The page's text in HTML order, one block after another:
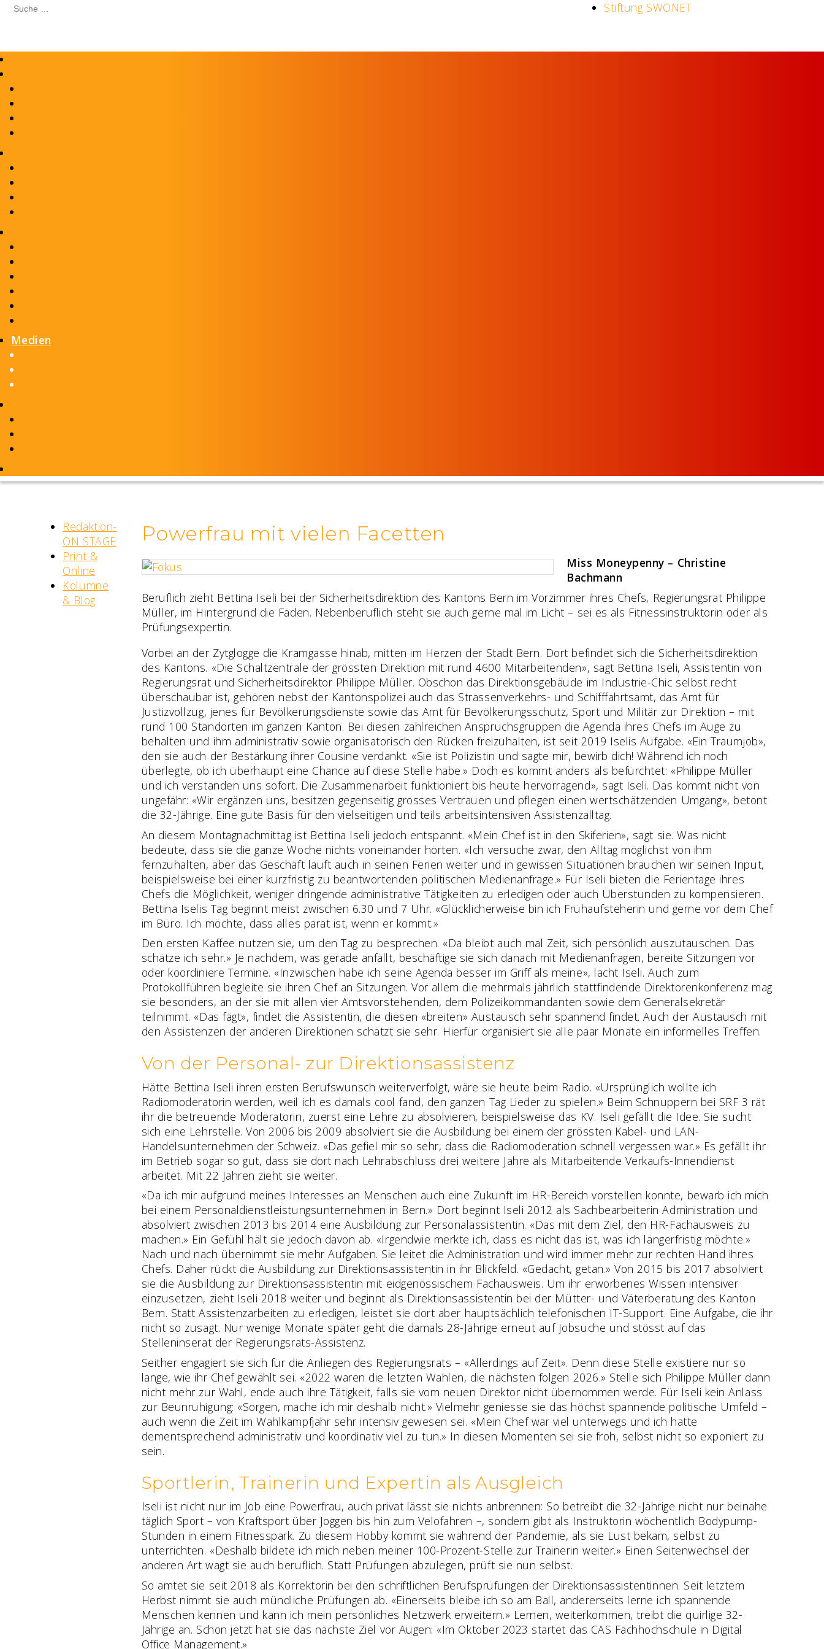
Stiftung SWONET
Medien
Powerfrau mit vielen Facetten
Miss Moneypenny – Christine
Bachmann
Beruflich zieht Bettina Iseli bei der Sicherheitsdirektion des Kantons Bern im Vorzimmer ihres Chefs, Regierungsrat Philippe
Müller, im Hintergrund die Fäden. Nebenberuflich steht sie auch gerne mal im Licht – sei es als Fitnessinstruktorin oder als
Prüfungsexpertin.
Vorbei an der Zytglogge die Kramgasse hinab, mitten im Herzen der Stadt Bern. Dort befindet sich die Sicherheitsdirektion
des Kantons. «Die Schaltzentrale der grössten Direktion mit rund 4600 Mitarbeitenden», sagt Bettina Iseli, Assistentin von
Regierungsrat und Sicherheitsdirektor Philippe Müller. Obschon das Direktionsgebäude im Industrie-Chic selbst recht
überschaubar ist, gehören nebst der Kantonspolizei auch das Strassenverkehrs- und Schifffahrtsamt, das Amt für
Justizvollzug, jenes für Bevölkerungsdienste sowie das Amt für Bevölkerungsschutz, Sport und Militär zur Direktion – mit
rund 100 Standorten im ganzen Kanton. Bei diesen zahlreichen Anspruchsgruppen die Agenda ihres Chefs im Auge zu
behalten und ihm administrativ sowie organisatorisch den Rücken freizuhalten, ist seit 2019 Iselis Aufgabe. «Ein Traumjob»,
den sie auch der Bestärkung ihrer Cousine verdankt. «Sie ist Polizistin und sagte mir, bewirb dich! Während ich noch
überlegte, ob ich überhaupt eine Chance auf diese Stelle habe.» Doch es kommt anders als befürchtet: «Philippe Müller
und ich verstanden uns sofort. Die Zusammenarbeit funktioniert bis heute hervorragend», sagt Iseli. Das kommt nicht von
ungefähr: «Wir ergänzen uns, besitzen gegenseitig grosses Vertrauen und pflegen einen wertschätzenden Umgang», betont
die 32-Jährige. Eine gute Basis für den vielseitigen und teils arbeitsintensiven Assistenzalltag.
An diesem Montagnachmittag ist ­Bettina Iseli jedoch entspannt. «Mein Chef ist in den Skiferien», sagt sie. Was nicht
bedeute, dass sie die ganze Woche nichts voneinander hörten. «Ich versuche zwar, den Alltag möglichst von ihm
fernzuhalten, aber das Geschäft läuft auch in seinen Ferien weiter und in gewissen Situationen brauchen wir seinen Input,
beispielsweise bei einer kurzfristig zu beantwortenden politischen Medienanfrage.» Für Iseli bieten die Ferientage ihres
Chefs die Möglichkeit, weniger dringende administrative Tätigkeiten zu erledigen oder auch Überstunden zu kompensieren.
Bettina Iselis Tag beginnt meist zwischen 6.30 und 7 Uhr. «Glücklicherweise bin ich Frühaufsteherin und gerne vor dem Chef
im Büro. Ich möchte, dass alles parat ist, wenn er kommt.»
Den ersten Kaffee nutzen sie, um den Tag zu besprechen. «Da bleibt auch mal Zeit, sich persönlich auszutauschen. Das
schätze ich sehr.» Je nachdem, was gerade anfällt, beschäftige sie sich danach mit Medienanfragen, bereite Sitzungen vor
oder koordiniere Termine. «Inzwischen habe ich seine Agenda besser im Griff als meine», lacht Iseli. Auch zum
Protokollführen begleite sie ihren Chef an Sitzungen. Vor allem die mehrmals jährlich stattfindende Direktorenkonferenz mag
sie besonders, an der sie mit allen vier Amtsvorstehenden, dem Polizeikommandanten sowie dem Generalsekretär
teilnimmt. «Das fägt», findet die Assistentin, die diesen «breiten» Austausch sehr spannend findet. Auch der Austausch mit
den Assistenzen der anderen Direktionen schätzt sie sehr. Hierfür organisiert sie alle paar Monate ein informelles Treffen.
Von der Personal- zur Direktionsassistenz
Hätte Bettina Iseli ihren ersten Berufswunsch weiterverfolgt, wäre sie heute beim Radio. «Ursprünglich wollte ich
Radiomoderatorin werden, weil ich es damals cool fand, den ganzen Tag Lieder zu spielen.» Beim Schnuppern bei SRF 3 rät
ihr die betreuende Moderatorin, zuerst eine Lehre zu absolvieren, beispielsweise das KV. Iseli gefällt die Idee. Sie sucht
sich eine Lehrstelle. Von 2006 bis 2009 absolviert sie die Ausbildung bei einem der grössten Kabel- und LAN-
Handelsunternehmen der Schweiz. «Das gefiel mir so sehr, dass die Radiomoderation schnell vergessen war.» Es gefällt ihr
im Betrieb sogar so gut, dass sie dort nach Lehrabschluss drei weitere Jahre als Mitarbeitende Verkaufs-Innendienst
arbeitet. Mit 22 Jahren zieht sie weiter.
«Da ich mir aufgrund meines Interesses an Menschen auch eine Zukunft im ­HR-Bereich vorstellen konnte, bewarb ich mich
bei einem Personaldienst­leistungsunternehmen in Bern.» Dort beginnt Iseli 2012 als Sachbearbeiterin Administration und
absolviert zwischen 2013 bis 2014 eine Ausbildung zur Personalassistentin. «Das mit dem Ziel, den HR-Fachausweis zu
machen.» Ein Gefühl hält sie jedoch davon ab. «Irgendwie merkte ich, dass es nicht das ist, was ich längerfristig möchte.»
Nach und nach übernimmt sie mehr Aufgaben. Sie leitet die Administration und wird immer mehr zur rechten Hand ihres
Chefs. Daher rückt die Ausbildung zur Direktionsassistentin in ihr Blickfeld. «Gedacht, getan.» Von 2015 bis 2017 absolviert
sie die Ausbildung zur Direktionsassistentin mit eidgenössischem Fachausweis. Um ihr erworbenes Wissen intensiver
einzusetzen, zieht Iseli 2018 weiter und beginnt als Direktionsassistentin bei der Mütter- und Väterberatung des Kanton
Bern. Statt Assistenzarbeiten zu erledigen, leistet sie dort aber hauptsächlich telefonischen IT-Support. Eine Aufgabe, die ihr
nicht so zusagt. Nur wenige Monate später geht die damals 28-Jährige erneut auf Job­suche und stösst auf das
Stelleninserat der Regierungsrats-Assistenz.
Seither engagiert sie sich für die Anliegen des Regierungsrats – «Allerdings auf Zeit». Denn diese Stelle existiere nur so
lange, wie ihr Chef gewählt sei. «2022 waren die letzten Wahlen, die nächsten folgen 2026.» Stelle sich Philippe Müller dann
nicht mehr zur Wahl, ende auch ihre Tätigkeit, falls sie vom neuen Direktor nicht übernommen werde. Für Iseli kein Anlass
zur Beunruhigung: «Sorgen, mache ich mir deshalb nicht.» Vielmehr geniesse sie das höchst spannende politische Umfeld –
auch wenn die Zeit im Wahlkampfjahr sehr intensiv gewesen sei. «Mein Chef war viel unterwegs und ich hatte
dementsprechend administrativ und koordinativ viel zu tun.» In diesen Momenten sei sie froh, selbst nicht so exponiert zu
sein.
Sportlerin, Trainerin und Expertin als Ausgleich
Iseli ist nicht nur im Job eine Powerfrau, auch privat lässt sie nichts anbrennen: So betreibt die 32-Jährige nicht nur beinahe
täglich Sport – von Kraftsport über Joggen bis hin zum Velofahren –, sondern gibt als Instruktorin wöchentlich Bodypump-
Stunden in einem Fitnesspark. Zu diesem Hobby kommt sie während der Pandemie, als sie Lust bekam, selbst zu
unterrichten. «Deshalb bildete ich mich neben meiner 100-Prozent-Stelle zur Trainerin weiter.» Einen Seitenwechsel der
anderen Art wagt sie auch beruflich. Statt Prüfungen abzulegen, prüft sie nun selbst.
So amtet sie seit 2018 als Korrektorin bei den schriftlichen Berufsprüfungen der Direktionsassistentinnen. Seit letztem
Herbst nimmt sie auch mündliche Prüfungen ab. «Einerseits bleibe ich so am Ball, andererseits lerne ich spannende
Menschen kennen und kann ich mein persönliches Netzwerk erweitern.» Lernen, weiterkommen, treibt die quirlige 32-
Jährige an. Schon jetzt hat sie das nächste Ziel vor Augen: «Im Oktober 2023 startet das CAS Fachhochschule in Digital
Office Management.»
Redaktion-
ON STAGE
Print &
Online
Kolumne
& Blog